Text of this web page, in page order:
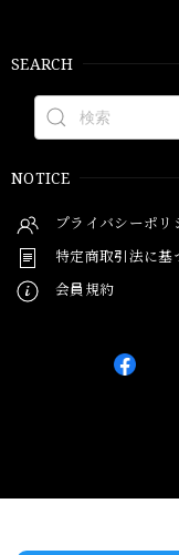
SEARCH
NOTICE
プライバシーポリ
特定商取引法に基
会員規約